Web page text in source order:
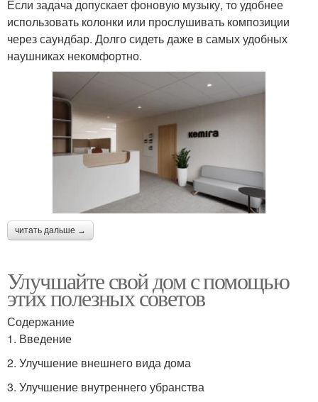
Если задача допускает фоновую музыку, то удобнее
использовать колонки или прослушивать композиции
через саундбар. Долго сидеть даже в самых удобных
наушниках некомфортно.
читать дальше →
Улучшайте свой дом с помощью
этих полезных советов
Содержание
1. Введение
2. Улучшение внешнего вида дома
3. Улучшение внутреннего убранства